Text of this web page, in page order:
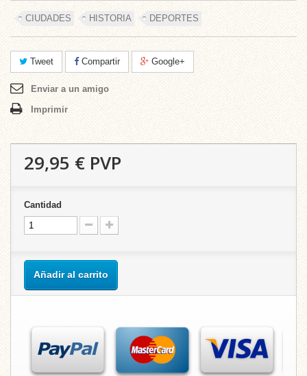
CIUDADES HISTORIA DEPORTES
Tweet Compartir Google+
Enviar a un amigo
Imprimir
29,95 € PVP
Cantidad
Añadir al carrito